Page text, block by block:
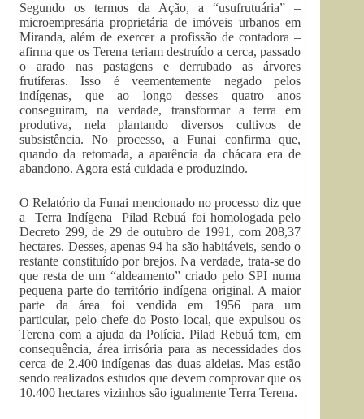
Segundo os termos da Ação, a “usufrutuária” –
microempresária proprietária de imóveis urbanos em
Miranda, além de exercer a profissão de contadora –
afirma que os Terena teriam destruído a cerca, passado
o arado nas pastagens e derrubado as árvores
frutíferas. Isso é veementemente negado pelos
indígenas, que ao longo desses quatro anos
conseguiram, na verdade, transformar a terra em
produtiva, nela plantando diversos cultivos de
subsistência. No processo, a Funai confirma que,
quando da retomada, a aparência da chácara era de
abandono. Agora está cuidada e produzindo.
O Relatório da Funai mencionado no processo diz que
a Terra Indígena
Pilad Rebuá foi homologada pelo
Decreto 299, de 29 de outubro de 1991, com 208,37
hectares. Desses, apenas 94 ha são habitáveis, sendo o
restante constituído por brejos. Na verdade, trata-se do
que resta de um “aldeamento” criado pelo SPI numa
pequena parte do território indígena original. A maior
parte da área foi vendida em 1956 para um
particular, pelo chefe do Posto local, que expulsou os
Terena com a ajuda da Polícia. Pilad Rebuá tem, em
consequência, área irrisória para as necessidades dos
cerca de 2.400 indígenas das duas aldeias. Mas estão
sendo realizados estudos que devem comprovar que os
10.400 hectares vizinhos são igualmente Terra Terena.